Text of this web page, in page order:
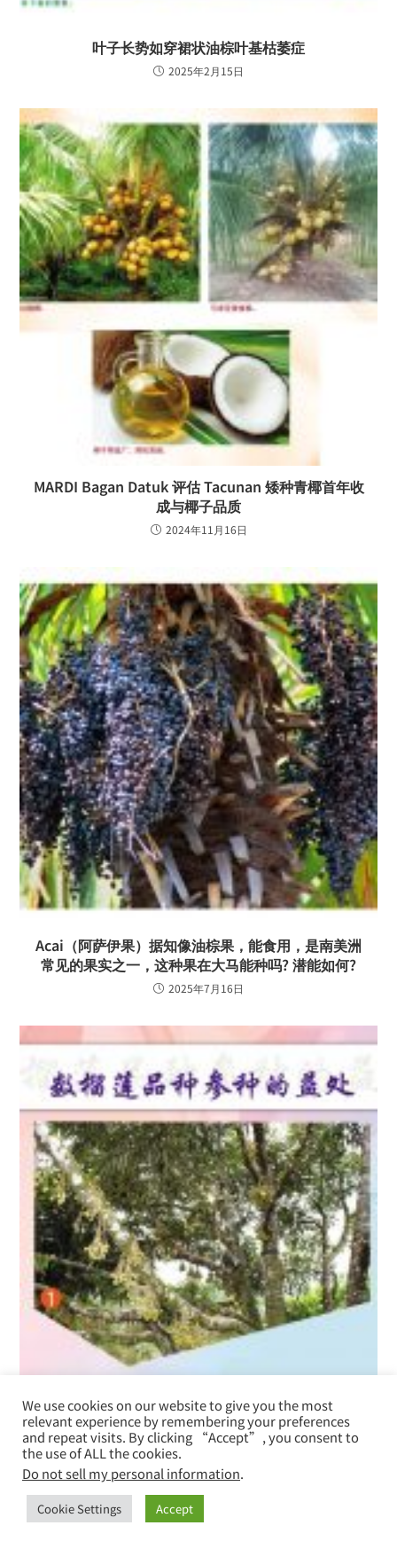
叶子长势如穿裙状油棕叶基枯萎症
2025年2月15日
MARDI Bagan Datuk 评估 Tacunan 矮种青椰首年收
成与椰子品质
2024年11月16日
Acai（阿萨伊果）据知像油棕果，能食用，是南美洲
常见的果实之一，这种果在大马能种吗? 潜能如何?
2025年7月16日
数榴莲品种参种的益处
2022年7月30日
最新文章
辣椒来花、授粉、结果话产量
We use cookies on our website to give you the most
relevant experience by remembering your preferences
and repeat visits. By clicking “Accept”, you consent to
the use of ALL the cookies.
Do not sell my personal information.
Cookie Settings Accept